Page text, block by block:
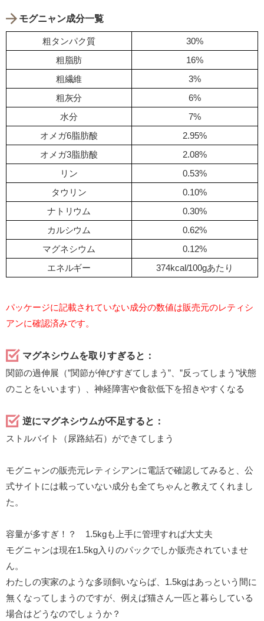
モグニャン成分一覧
粗タンパク質
30%
粗脂肪
16%
粗繊維
3%
粗灰分
6%
水分
7%
オメガ6脂肪酸
2.95%
オメガ3脂肪酸
2.08%
リン
0.53%
タウリン
0.10%
ナトリウム
0.30%
カルシウム
0.62%
マグネシウム
0.12%
エネルギー
374kcal/100gあたり
パッケージに記載されていない成分の数値は販売元のレティシ
アンに確認済みです。
マグネシウムを取りすぎると：
関節の過伸展（”関節が伸びすぎてしまう”、”反ってしまう”状態
のことをいいます）、神経障害や食欲低下を招きやすくなる
逆にマグネシウムが不足すると：
ストルバイト（尿路結石）ができてしまう
モグニャンの販売元レティシアンに電話で確認してみると、公
式サイトには載っていない成分も全てちゃんと教えてくれまし
た。
容量が多すぎ！？ 1.5kgも上手に管理すれば大丈夫
モグニャンは現在1.5kg入りのパックでしか販売されていませ
ん。
わたしの実家のような多頭飼いならば、1.5kgはあっという間に
無くなってしまうのですが、例えば猫さん一匹と暮らしている
場合はどうなのでしょうか？